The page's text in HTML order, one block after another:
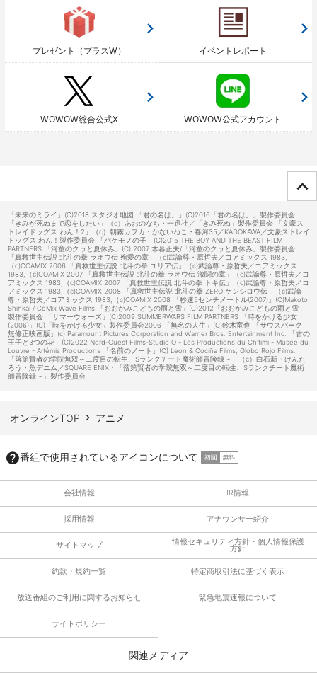
プレゼント（プラスW） イベントレポート
WOWOW総合公式X WOWOW公式アカウント
「未来のミライ」(C)2018 スタジオ地図 「君の名は。」(C)2016「君の名は。」製作委員会
「きみが死ぬまで恋をしたい」（c）あおのなち・一迅社／「きみ死ぬ」製作委員会 「文豪ス
トレイドッグス わん！2」（c）朝霧カフカ・かないねこ・春河35／KADOKAWA／文豪ストレイ
ドッグス わん！製作委員会 「バケモノの子」(C)2015 THE BOY AND THE BEAST FILM
PARTNERS 「河童のクゥと夏休み」(C) 2007 木暮正夫/「河童のクゥと夏休み」製作委員会
「真救世主伝説 北斗の拳 ラオウ伝 殉愛の章」（c)武論尊・原哲夫／コアミックス 1983,
（c)COAMIX 2006 「真救世主伝説 北斗の拳 ユリア伝」（c)武論尊・原哲夫／コアミックス
1983,（c)COAMIX 2007 「真救世主伝説 北斗の拳 ラオウ伝 激闘の章」（c)武論尊・原哲夫／コ
アミックス 1983,（c)COAMIX 2007 「真救世主伝説 北斗の拳 トキ伝」（c)武論尊・原哲夫／コ
アミックス 1983,（c)COAMIX 2008 「真救世主伝説 北斗の拳 ZERO ケンシロウ伝」（c)武論
尊・原哲夫／コアミックス 1983,（c)COAMIX 2008 「秒速5センチメートル(2007)」(C)Makoto
Shinkai / CoMix Wave Films 「おおかみこどもの雨と雪」(C)2012「おおかみこどもの雨と雪」
製作委員会 「サマーウォーズ」(C)2009 SUMMERWARS FILM PARTNERS 「時をかける少女
(2006)」(C)「時をかける少女」製作委員会2006 「無名の人生」(C)鈴木竜也 「サウスパーク
無修正映画版」(c) Paramount Pictures Corporation and Warner Bros. Entertainment Inc. 「古の
王子と3つの花」(C)2022 Nord-Ouest Films-Studio O - Les Productions du Ch'timi - Musée du
Louvre - Artémis Productions 「名前のノート」(C) Leon & Cociña Films, Globo Rojo Films.
「落第賢者の学院無双～二度目の転生、Sランクチート魔術師冒険録～」（c）白石新・けんた
ろう・魚デニム／SQUARE ENIX・「落第賢者の学院無双～二度目の転生、Sランクチート魔術
師冒険録～」製作委員会
オンラインTOP アニメ
番組で使用されているアイコンについて
会社情報 IR情報
採用情報 アナウンサー紹介
サイトマップ 情報セキュリティ方針・個人情報保護
方針
約款・規約一覧 特定商取引法に基づく表示
放送番組のご利用に関するお知らせ 緊急地震速報について
サイトポリシー
関連メディア